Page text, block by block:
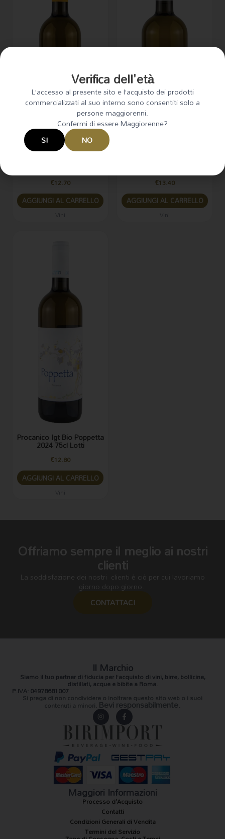
€12.70
AGGIUNGI AL CARRELLO
€13.40
AGGIUNGI AL CARRELLO
Procanico Igt Bio Poppetta
2024 75cl Lotti
€12.80
AGGIUNGI AL CARRELLO
Offriamo sempre il meglio ai nostri
clienti
La soddisfazione dei nostri clienti è ciò per cui lavoriamo
giorno dopo giorno.
CONTATTACI
Il Marchio
Siamo il tuo partner di fiducia per l’acquisto di vini, birre, bollicine,
distillati, acque e bibite a Roma.
P.IVA: 04978681007
Si prega di non condividere o inoltrare questo sito web o i suoi
contenuti a minori. Bevi responsabilmente.
In
s
t
g
r
a
F
a
c
eb
o
o
k
-f
Maggiori Informazioni
Processo d'Acquisto
Contatti
Condizioni Generali di Vendita
Termini del Servizio
Verifica dell'età
L’accesso al presente sito e l’acquisto dei prodotti
commercializzati al suo interno sono consentiti solo a
persone maggiorenni.
Confermi di essere Maggiorenne?
SI NO